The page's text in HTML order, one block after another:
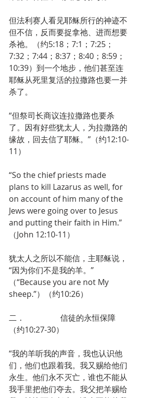
但法利赛人看见耶稣所行的神迹不
但不信，反而要捉拿祂、进而想要
杀祂。（约5:18；7:1；7:25；
7:32；7:44；8:37；8:40；8:59；
10:39）到一个地步，他们甚至连
耶稣从死里复活的拉撒路也要一并
杀了。
“但祭司长商议连拉撒路也要杀
了。因有好些犹太人，为拉撒路的
缘故，回去信了耶稣。”（约12:10-
11）
“So the chief priests made
plans to kill Lazarus as well, for
on account of him many of the
Jews were going over to Jesus
and putting their faith in Him.”
（John 12:10-11）
犹太人之所以不能信，主耶稣说，
“因为你们不是我的羊。”
（“Because you are not My
sheep.”）（约10:26）
二．                  信徒的永恒保障
（约10:27-30）
“我的羊听我的声音，我也认识他
们，他们也跟着我。我又赐给他们
永生。他们永不灭亡，谁也不能从
我手里把他们夺去。我父把羊赐给